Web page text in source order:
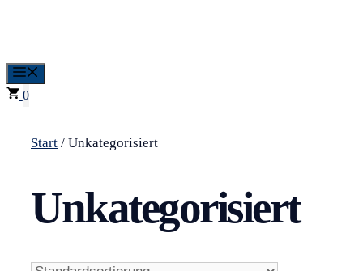
springen
0
Start / Unkategorisiert
Unkategorisiert